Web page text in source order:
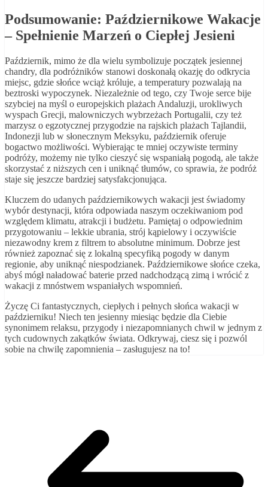
Podsumowanie: Październikowe Wakacje
– Spełnienie Marzeń o Ciepłej Jesieni
Październik, mimo że dla wielu symbolizuje początek jesiennej
chandry, dla podróżników stanowi doskonałą okazję do odkrycia
miejsc, gdzie słońce wciąż króluje, a temperatury pozwalają na
beztroski wypoczynek. Niezależnie od tego, czy Twoje serce bije
szybciej na myśl o europejskich plażach Andaluzji, urokliwych
wyspach Grecji, malowniczych wybrzeżach Portugalii, czy też
marzysz o egzotycznej przygodzie na rajskich plażach Tajlandii,
Indonezji lub w słonecznym Meksyku, październik oferuje
bogactwo możliwości. Wybierając te mniej oczywiste terminy
podróży, możemy nie tylko cieszyć się wspaniałą pogodą, ale także
skorzystać z niższych cen i uniknąć tłumów, co sprawia, że podróż
staje się jeszcze bardziej satysfakcjonująca.
Kluczem do udanych październikowych wakacji jest świadomy
wybór destynacji, która odpowiada naszym oczekiwaniom pod
względem klimatu, atrakcji i budżetu. Pamiętaj o odpowiednim
przygotowaniu – lekkie ubrania, strój kąpielowy i oczywiście
niezawodny krem z filtrem to absolutne minimum. Dobrze jest
również zapoznać się z lokalną specyfiką pogody w danym
regionie, aby uniknąć niespodzianek. Październikowe słońce czeka,
abyś mógł naładować baterie przed nadchodzącą zimą i wrócić z
wakacji z mnóstwem wspaniałych wspomnień.
Życzę Ci fantastycznych, ciepłych i pełnych słońca wakacji w
październiku! Niech ten jesienny miesiąc będzie dla Ciebie
synonimem relaksu, przygody i niezapomnianych chwil w jednym z
tych cudownych zakątków świata. Odkrywaj, ciesz się i pozwól
sobie na chwilę zapomnienia – zasługujesz na to!